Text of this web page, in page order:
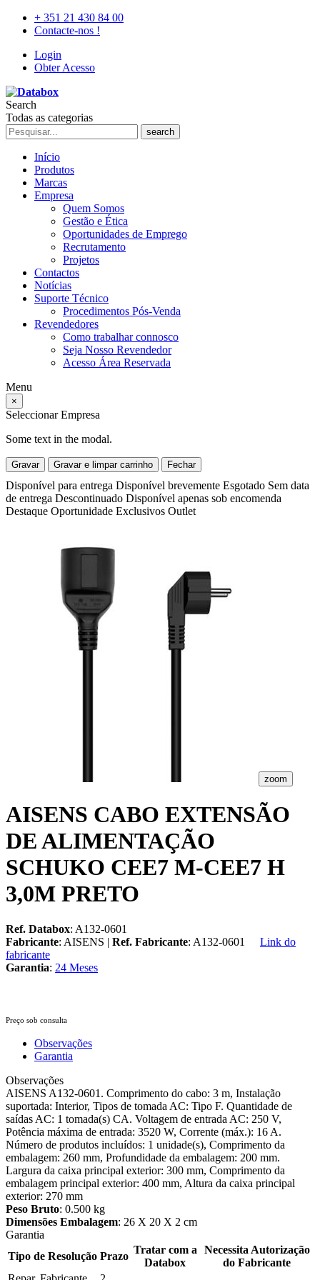
+ 351 21 430 84 00
Contacte-nos !
Login
Obter Acesso
Search
Todas as categorias
search
Início
Produtos
Marcas
Empresa
Quem Somos
Gestão e Ética
Oportunidades de Emprego
Recrutamento
Projetos
Contactos
Notícias
Suporte Técnico
Procedimentos Pós-Venda
Revendedores
Como trabalhar connosco
Seja Nosso Revendedor
Acesso Área Reservada
Menu
×
Seleccionar Empresa
Some text in the modal.
Gravar Gravar e limpar carrinho Fechar
Disponível para entrega Disponível brevemente Esgotado Sem data
de entrega Descontinuado Disponível apenas sob encomenda
Destaque Oportunidade Exclusivos Outlet
zoom
AISENS CABO EXTENSÃO
DE ALIMENTAÇÃO
SCHUKO CEE7 M-CEE7 H
3,0M PRETO
Ref. Databox: A132-0601
Fabricante: AISENS | Ref. Fabricante: A132-0601
Link do
fabricante
Garantia: 24 Meses
Preço sob consulta
Observações
Garantia
Observações
AISENS A132-0601. Comprimento do cabo: 3 m, Instalação
suportada: Interior, Tipos de tomada AC: Tipo F. Quantidade de
saídas AC: 1 tomada(s) CA. Voltagem de entrada AC: 250 V,
Potência máxima de entrada: 3520 W, Corrente (máx.): 16 A.
Número de produtos incluídos: 1 unidade(s), Comprimento da
embalagem: 260 mm, Profundidade da embalagem: 200 mm.
Largura da caixa principal exterior: 300 mm, Comprimento da
embalagem principal exterior: 400 mm, Altura da caixa principal
exterior: 270 mm
Peso Bruto: 0.500 kg
Dimensões Embalagem: 26 X 20 X 2 cm
Garantia
Tipo de Resolução Prazo
Tratar com a
Databox
Necessita Autorização
do Fabricante